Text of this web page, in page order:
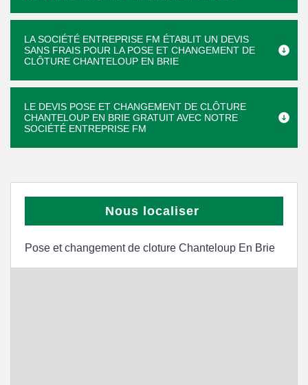
LA SOCIÉTÉ ENTREPRISE FM ÉTABLIT UN DEVIS
SANS FRAIS POUR LA POSE ET CHANGEMENT DE
CLÔTURE CHANTELOUP EN BRIE
LE DEVIS POSE ET CHANGEMENT DE CLÔTURE
CHANTELOUP EN BRIE GRATUIT AVEC NOTRE
SOCIÉTÉ ENTREPRISE FM
Nous localiser
Pose et changement de cloture Chanteloup En Brie